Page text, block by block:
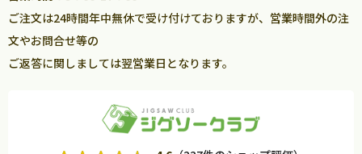
ご注文は24時間年中無休で受け付けておりますが、営業時間外の注
文やお問合せ等の
ご返答に関しましては翌営業日となります。